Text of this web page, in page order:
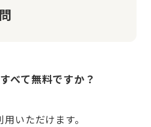
べて無料ですか？
いただけます。